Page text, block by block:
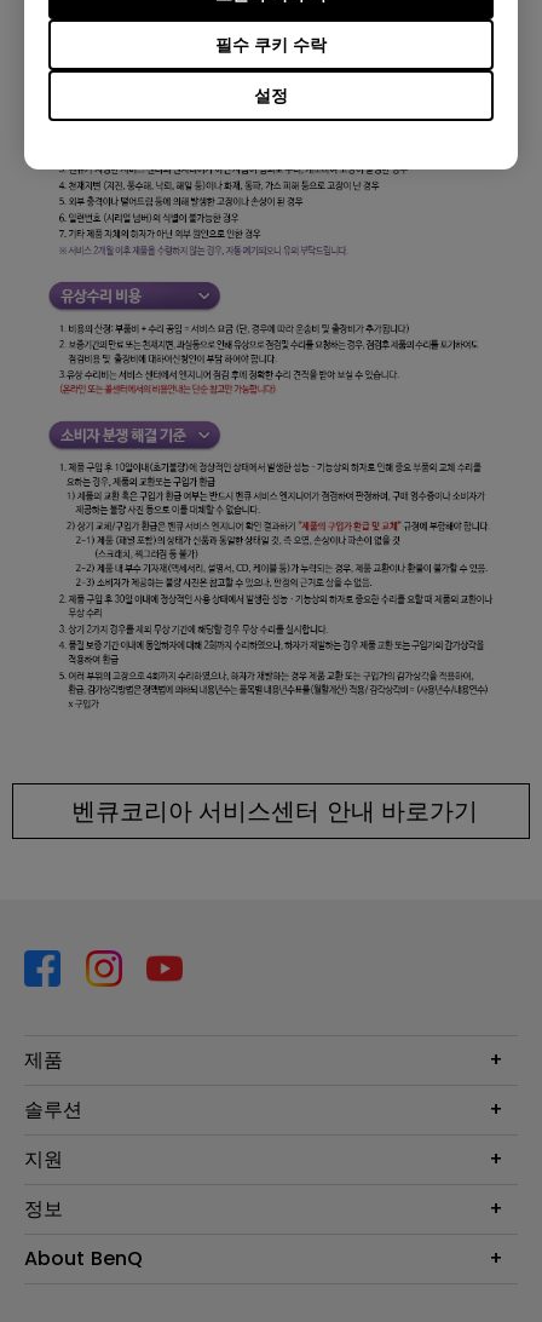
설정
필수 쿠키 수락
벤큐코리아 서비스센터 안내 바로가기
제품
프로젝터
조명
솔루션
Eye-Care 모니터
e스포츠
비즈니스 디스플레이
지원
문의
서비스센터
정보
프로젝터 거리계산기
About BenQ